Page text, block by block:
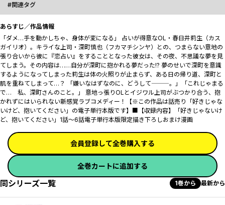
関連タグ
あらすじ／作品情報
「ダメ…手を動かしちゃ、身体が変になる――」 占いが得意なOL・春日井莉生（カス
ガイリオ）。キライな上司・深町慎也（フカマチシンヤ）との、つまらない意地の
張り合いから彼に『恋占い』をすることとなった彼女は、その夜、不思議な夢を見
てしまう。その内容は……自分が深町に抱かれる夢だった!? 夢のせいで深町を意識
するようになってしまった莉生は体の火照りが止まらず、ある日の帰り道、深町と
肌を重ねてしまって…？ 「嫌いなはずなのに、どうして―――。」「これじゃまる
で… 私、深町さんのこと――。」 意地っ張りOLとイジワル上司がぶつかり合う、抱
かれずにはいられない新感覚ラブコメディー！【※この作品は話売り「好きじゃな
いけど、抱いてください」の電子単行本版です】■【収録内容】「好きじゃないけ
ど、抱いてください」1話～6話電子単行本版限定描き下ろしおまけ漫画
会員登録して全巻購入する
全巻カートに追加する
同シリーズ一覧 1巻から 最新から